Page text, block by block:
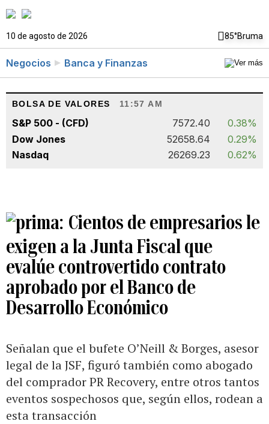
10 de agosto de 2026 85°Bruma
Negocios Banca y Finanzas
BOLSA DE VALORES 11:57 AM
S&P 500 - (CFD) 7572.40
0.38%
Dow Jones
52658.64
0.29%
Nasdaq
26269.23 0.62%
Cientos de empresarios le
exigen a la Junta Fiscal que
evalúe controvertido contrato
aprobado por el Banco de
Desarrollo Económico
Señalan que el bufete O’Neill & Borges, asesor
legal de la JSF, figuró también como abogado
del comprador PR Recovery, entre otros tantos
eventos sospechosos que, según ellos, rodean a
esta transacción